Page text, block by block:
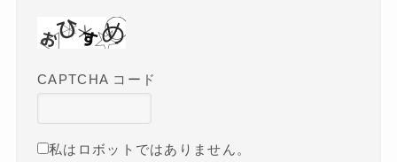
CAPTCHA コード
私はロボットではありません。